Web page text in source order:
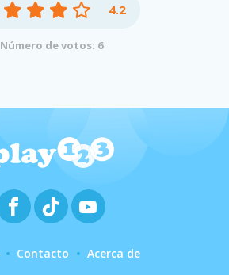
4.2
Número de votos: 6
Contacto Acerca de